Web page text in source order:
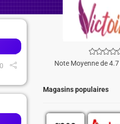
Note Moyenne de
Magasins populaires